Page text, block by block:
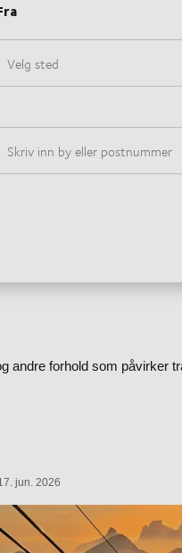
andre forhold som påvirker
jun. 2026